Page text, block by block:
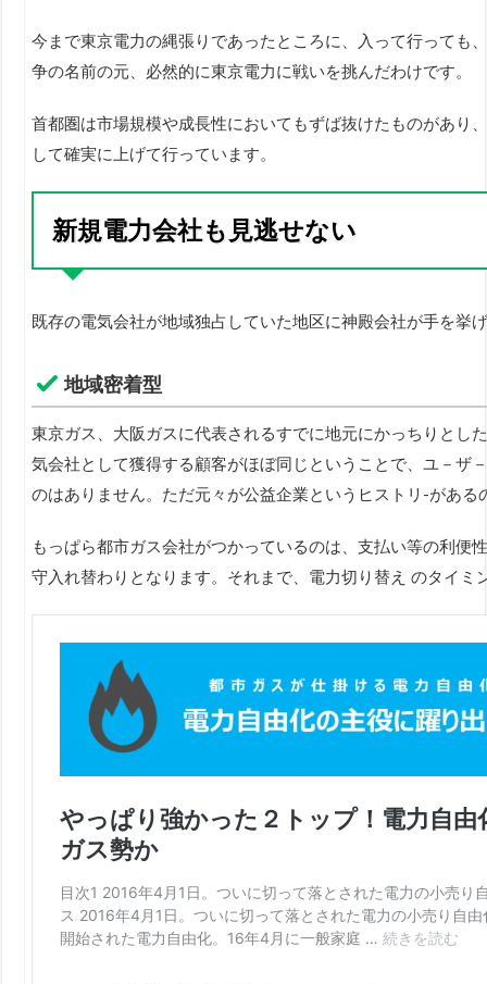
今まで東京電力の縄張りであったところに、入って行っても
争の名前の元、必然的に東京電力に戦いを挑んだわけです。
首都圏は市場規模や成長性においてもずば抜けたものがあり
して確実に上げて行っています。
新規電力会社も見逃せない
既存の電気会社が地域独占していた地区に神殿会社が手を挙
地域密着型
東京ガス、大阪ガスに代表されるすでに地元にかっちりとし
気会社として獲得する顧客がほぼ同じということで、ユ－ザ
のはありません。ただ元々が公益企業というヒストリ-があ
もっぱら都市ガス会社がつかっているのは、支払い等の利
守入れ替わりとなります。それまで、電力切り替え のタイ